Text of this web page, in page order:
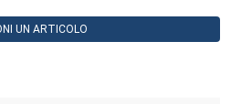
UN ARTICOLO